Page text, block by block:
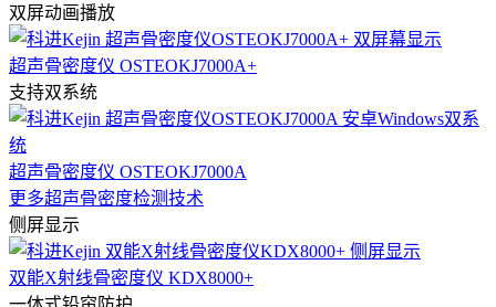
双屏动画播放
超声骨密度仪 OSTEOKJ7000A+
支持双系统
超声骨密度仪 OSTEOKJ7000A
更多超声骨密度检测技术
侧屏显示
双能X射线骨密度仪 KDX8000+